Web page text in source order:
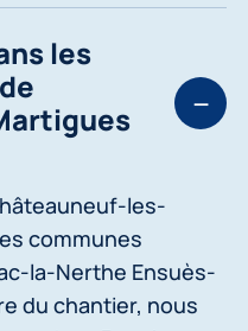
les
les-
communes
la-Nerthe Ensuès-
du chantier, nous